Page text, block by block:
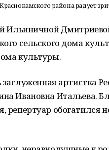
района радует
Ильиничной
сельского дома
культуры.
артистка
Ивановна Итальева.
репертуар обогатился